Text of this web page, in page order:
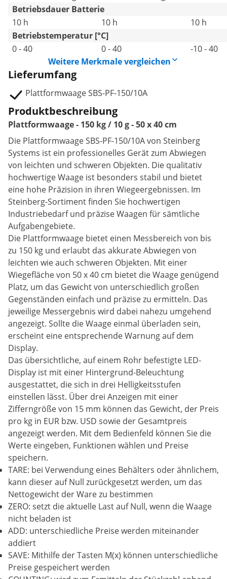
Betriebsdauer Batterie
10 h
10 h
10 h
Betriebstemperatur [°C]
0 - 40
0 - 40
-10 - 40
Weitere Merkmale vergleichen
Lieferumfang
Plattformwaage SBS-PF-150/10A
Produktbeschreibung
Plattformwaage - 150 kg / 10 g - 50 x 40 cm
Die Plattformwaage SBS-PF-150/10A von Steinberg
Systems ist ein professionelles Gerät zum Abwiegen
von leichten und schweren Objekten. Die qualitativ
hochwertige Waage ist besonders stabil und bietet
eine hohe Präzision in ihren Wiegeergebnissen. Im
Steinberg-Sortiment finden Sie hochwertigen
Industriebedarf und präzise Waagen für sämtliche
Aufgabengebiete.
Die Plattformwaage bietet einen Messbereich von bis
zu 150 kg und erlaubt das akkurate Abwiegen von
leichten wie auch schweren Objekten. Mit einer
Wiegefläche von 50 x 40 cm bietet die Waage genügend
Platz, um das Gewicht von unterschiedlich großen
Gegenständen einfach und präzise zu ermitteln. Das
jeweilige Messergebnis wird dabei nahezu umgehend
angezeigt. Sollte die Waage einmal überladen sein,
erscheint eine entsprechende Warnung auf dem
Display.
Das übersichtliche, auf einem Rohr befestigte LED-
Display ist mit einer Hintergrund-Beleuchtung
ausgestattet, die sich in drei Helligkeitsstufen
einstellen lässt. Über drei Anzeigen mit einer
Zifferngröße von 15 mm können das Gewicht, der Preis
pro kg in EUR bzw. USD sowie der Gesamtpreis
angezeigt werden. Mit dem Bedienfeld können Sie die
Werte eingeben, Funktionen wählen und Preise
speichern.
TARE: bei Verwendung eines Behälters oder ähnlichem,
kann dieser auf Null zurückgesetzt werden, um das
Nettogewicht der Ware zu bestimmen
ZERO: setzt die aktuelle Last auf Null, wenn die Waage
nicht beladen ist
ADD: unterschiedliche Preise werden miteinander
addiert
SAVE: Mithilfe der Tasten M(x) können unterschiedliche
Preise gespeichert werden